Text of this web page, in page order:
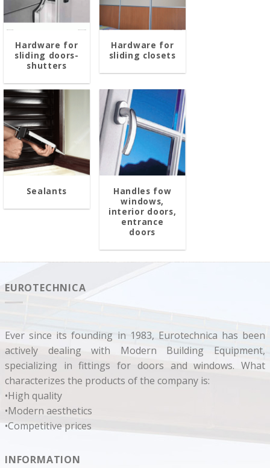
Hardware for
sliding doors-
shutters
Hardware for
sliding closets
Sealants
Handles fow
windows,
interior doors,
entrance
doors
EUROTECHNICA
Ever since its founding in 1983, Eurotechnica has been
actively dealing with Modern Building Equipment,
specializing in fittings for doors and windows. What
characterizes the products of the company is:
•High quality
•Modern aesthetics
•Competitive prices
INFORMATION